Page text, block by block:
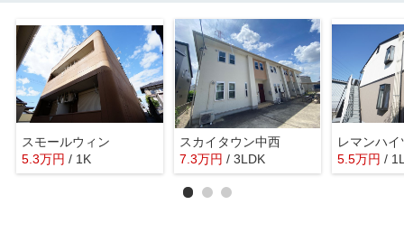
スモールウィン
5.3万円 / 1K
スカイタウン中西
7.3万円 / 3LDK
レマンハ
5.5万円 /